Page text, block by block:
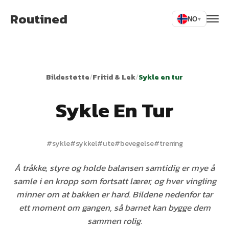
Routined NO▾
Bildestøtte/Fritid & Lek/Sykle en tur
Sykle En Tur
#sykle#sykkel#ute#bevegelse#trening
Å tråkke, styre og holde balansen samtidig er mye å
samle i en kropp som fortsatt lærer, og hver vingling
minner om at bakken er hard. Bildene nedenfor tar
ett moment om gangen, så barnet kan bygge dem
sammen rolig.